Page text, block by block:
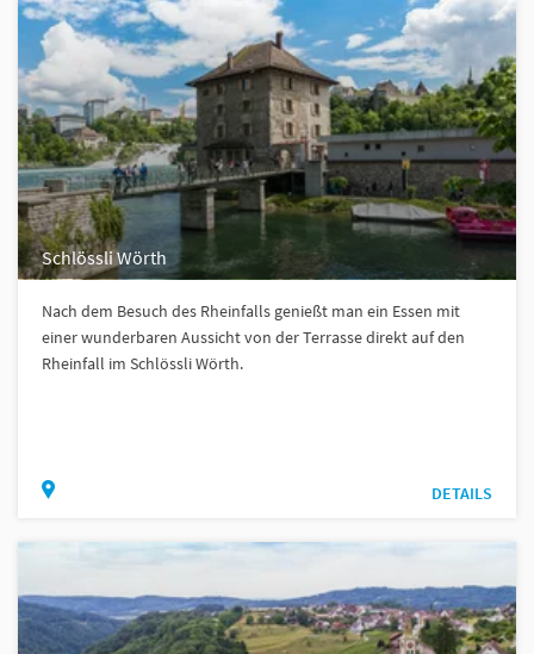
Schlössli Wörth
Nach dem Besuch des Rheinfalls genießt man ein Essen mit
einer wunderbaren Aussicht von der Terrasse direkt auf den
Rheinfall im Schlössli Wörth.
DETAILS